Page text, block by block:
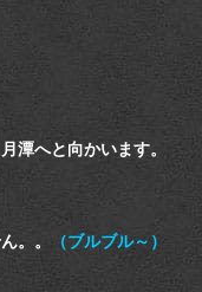
潭へと向かいます。
。。 （ブルブル～）